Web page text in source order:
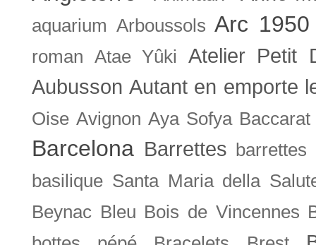
aquarium Arboussols Arc 1950
roman Atae Yûki
Atelier Petit
Aubusson Autant en emporte
Oise Avignon Aya Sofya Baccarat
Barcelona Barrettes barrettes
basilique Santa Maria della
Beynac Bleu Bois de Vincennes